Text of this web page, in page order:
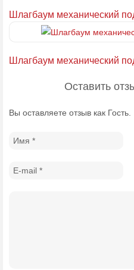
Шлагбаум механический
Шлагбаум механический
Оставить
Вы оставляете отзыв как Гость.